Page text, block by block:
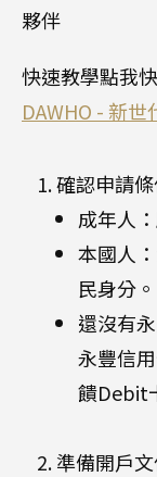
夥伴
快速教學點我
DAWHO - 新世
確認申請
成年人
本國人
民身分。
還沒有
永豐信
饋Debit
準備開戶